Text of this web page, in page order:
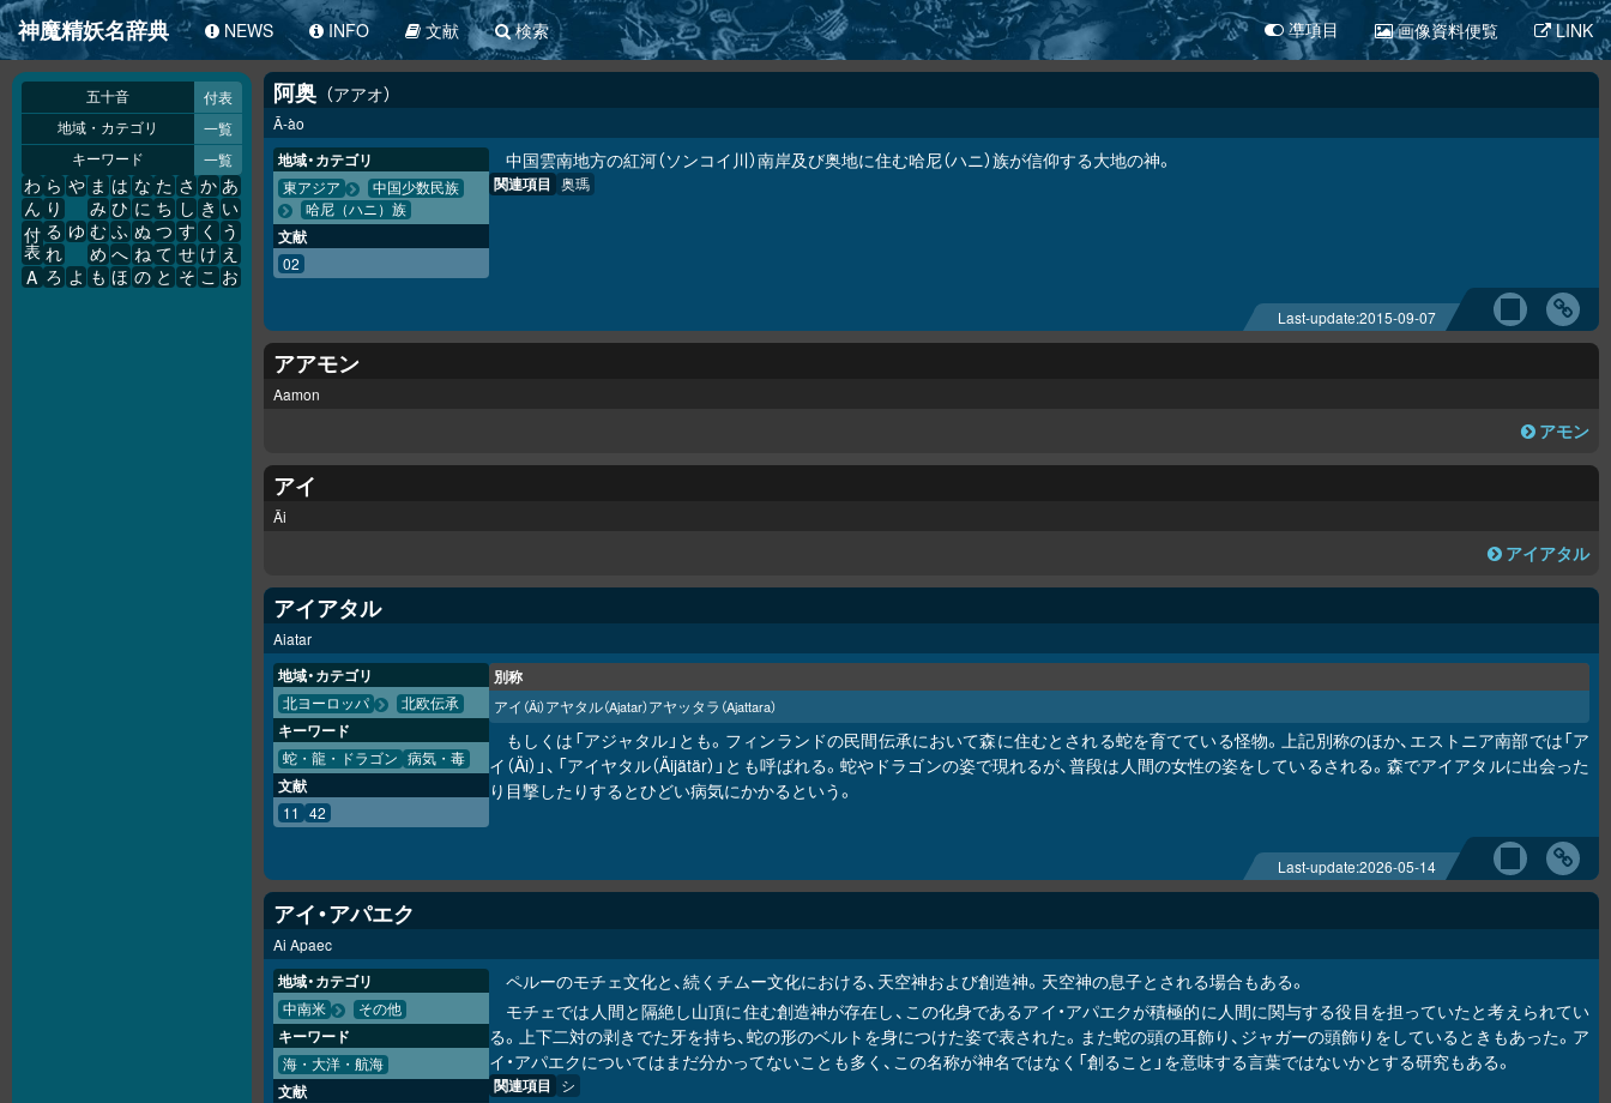
神魔精妖名辞典 NEWS INFO 文献 検索 凖項目 画像資料便覧 LINK
五十音 付表
地域・カテゴリ 一覧
キーワード 一覧
あ
い
う
え
お
か
き
く
け
こ
さ
し
す
せ
そ
た
ち
つ
て
と
な
に
ぬ
ね
の
は
ひ
ふ
へ
ほ
ま
み
む
め
も
や
ゆ
よ
ら
り
る
れ
ろ
わ
ん
付
表
A
阿奥 アアオ
Ā-ào
中国雲南地方の紅河（ソンコイ川）南岸及び奥地に住む哈尼（ハニ）族が信仰する大地の神。
関連項目 奥瑪
地域・カテゴリ
東アジア
中国少数民族
哈尼（ハニ）族
文献
02
Last-update:2015-09-07
アアモン
Aamon
アモン
アイ
Äi
アイアタル
アイアタル
Aiatar
別称
アイ （Äi）アヤタル（Ajatar）アヤッタラ （Ajattara）
もしくは「アジャタル」とも。フィンランドの民間伝承において森に住むとされる蛇を育てている怪物。上記別称のほか、エストニア南部では「ア
イ（Äi）」、「アイヤタル（Äijätär）」とも呼ばれる。蛇やドラゴンの姿で現れるが、普段は人間の女性の姿をしているされる。森でアイアタルに出会った
り目撃したりするとひどい病気にかかるという。
地域・カテゴリ
北ヨーロッパ 北欧伝承
キーワード
蛇・龍・ドラゴン 病気・毒
文献
11 42
Last-update:2026-05-14
アイ・アパエク
Ai Apaec
ペルーのモチェ文化と、続くチムー文化における、天空神および創造神。天空神の息子とされる場合もある。
モチェでは人間と隔絶し山頂に住む創造神が存在し、この化身であるアイ・アパエクが積極的に人間に関与する役目を担っていたと考えられてい
る。上下二対の剥きでた牙を持ち、蛇の形のベルトを身につけた姿で表された。また蛇の頭の耳飾り、ジャガーの頭飾りをしているときもあった。ア
イ・アパエクについてはまだ分かってないことも多く、この名称が神名ではなく「創ること」を意味する言葉ではないかとする研究もある。
関連項目 シ
地域・カテゴリ
中南米 その他
キーワード
海・大洋・航海
文献